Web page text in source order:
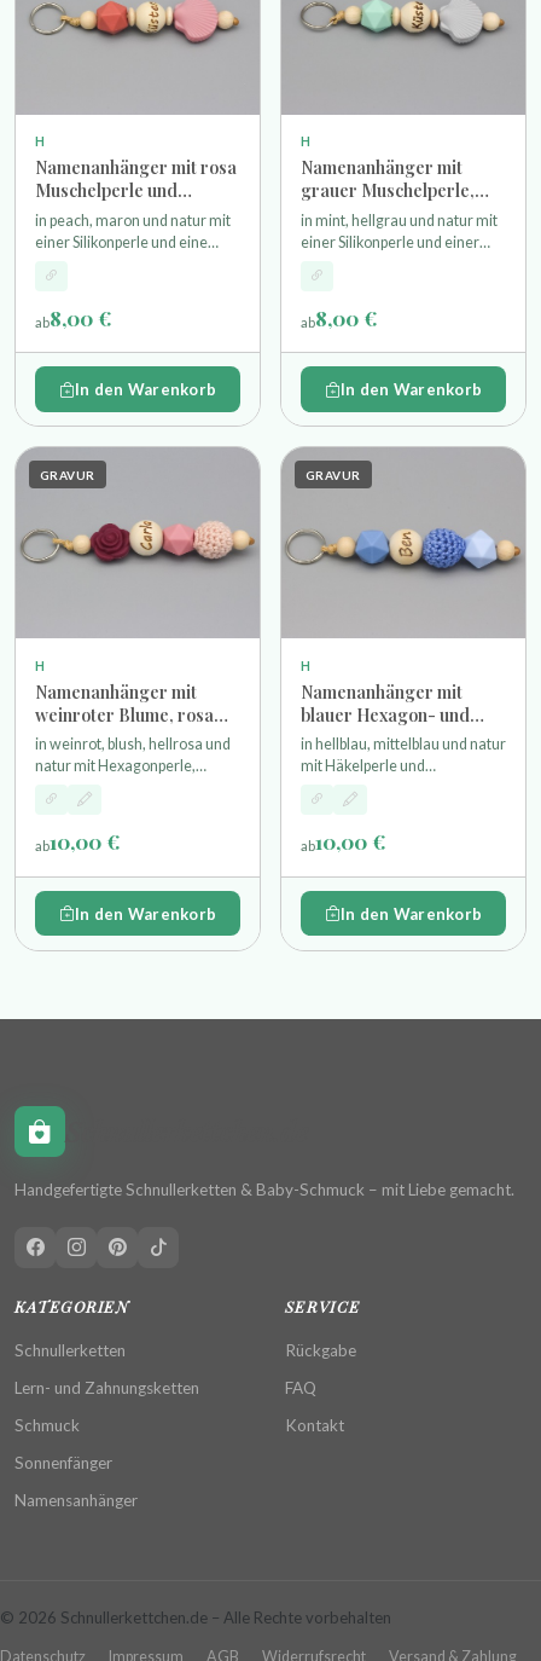
H
Namenanhänger mit rosa
Muschelperle und
Wunschgravur
in peach, maron und natur mit
einer Silikonperle und eine
gravierte Namensperle und
ab8,00 €
In den Warenkorb
H
Namenanhänger mit
grauer Muschelperle,
mintfarbener
Hexagonperle und
in mint, hellgrau und natur mit
einer Silikonperle und einer
gravierte Namensperle und
ab8,00 €
In den Warenkorb
GRAVUR
H
Namenanhänger mit
weinroter Blume, rosa
Häkelperle und
Wunschgravur
in weinrot, blush, hellrosa und
natur mit Hexagonperle,
Häkelperle und Rose als
Motivperle einer gravierte
Schlüsselring
ab10,00 €
In den Warenkorb
GRAVUR
H
Namenanhänger mit
blauer Hexagon- und
Häkelperle und
Wunschgravur
in hellblau, mittelblau und natur
mit Häkelperle und
Hexagonperlen einer gravierte
Namensperle und
ab10,00 €
In den Warenkorb
Handgefertigte Schnullerketten & Baby-Schmuck – mit Liebe gemacht.
KATEGORIEN
Schnullerketten
Lern- und Zahnungsketten
Schmuck
Sonnenfänger
Namensanhänger
SERVICE
Rückgabe
FAQ
Kontakt
© 2026 Schnullerkettchen.de – Alle Rechte vorbehalten
Datenschutz Impressum AGB Widerrufsrecht Versand & Zahlung